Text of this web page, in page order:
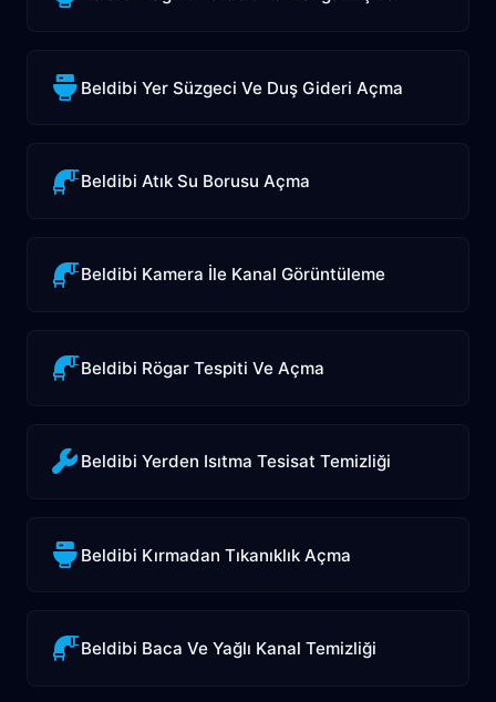
Beldibi Yer Süzgeci Ve Duş Gideri Açma
Beldibi Atık Su Borusu Açma
Beldibi Kamera İle Kanal Görüntüleme
Beldibi Rögar Tespiti Ve Açma
Beldibi Yerden Isıtma Tesisat Temizliği
Beldibi Kırmadan Tıkanıklık Açma
Beldibi Baca Ve Yağlı Kanal Temizliği